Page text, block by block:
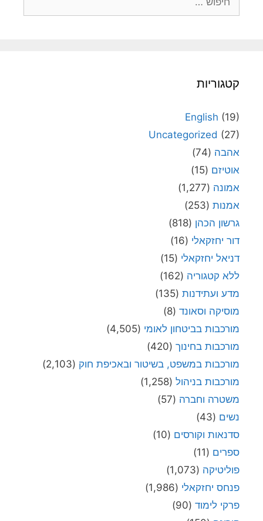
קטגוריות
English (19)
Uncategorized (27)
אהבה (74)
אוטיזם (15)
אמונה (1,277)
אמנות (253)
גרשון הכהן (818)
דור יחזקאלי (16)
דניאל יחזקאלי (15)
ללא קטגוריה (162)
מדע ועתידנות (135)
מוסיקה וסאונד (8)
מורכבות בביטחון לאומי (4,505)
מורכבות בחינוך (420)
מורכבות במשפט, בשיטור ובאכיפת חוק (2,103)
מורכבות בניהול (1,258)
משטרה וחברה (57)
נשים (43)
סדנאות וקורסים (10)
ספרים (11)
פוליטיקה (1,073)
פנחס יחזקאלי (1,986)
פרקי לימוד (90)